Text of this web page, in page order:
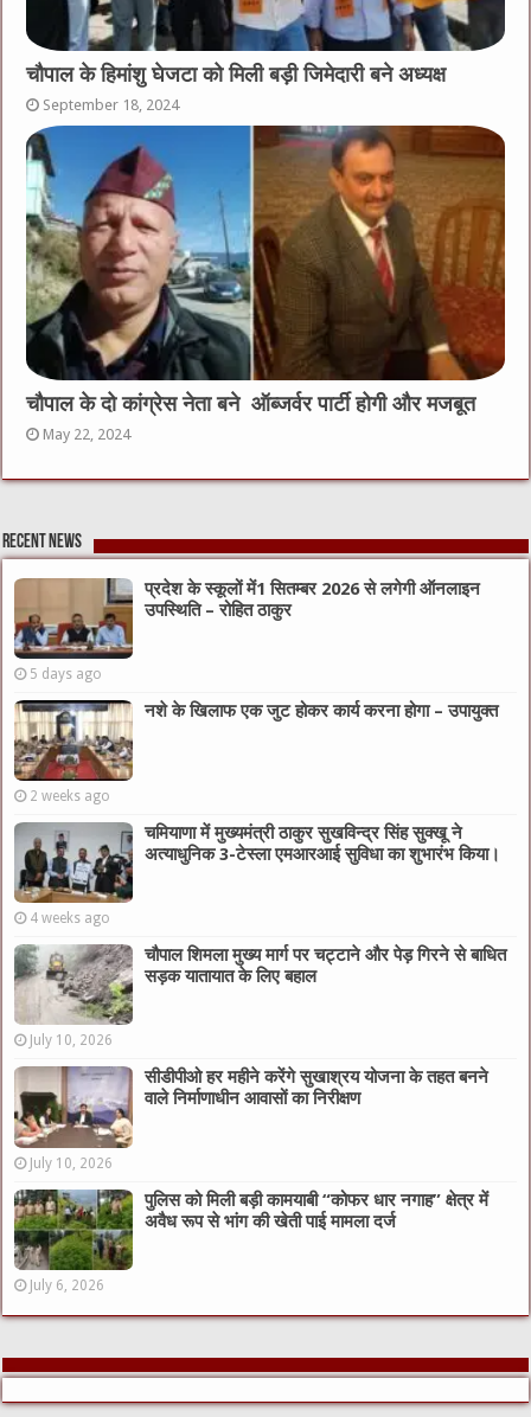
चौपाल के हिमांशु घेजटा को मिली बड़ी जिमेदारी बने अध्यक्ष
September 18, 2024
चौपाल के दो कांग्रेस नेता बने ऑब्जर्वर पार्टी होगी और मजबूत
May 22, 2024
Recent News
प्रदेश के स्कूलों में1 सितम्बर 2026 से लगेगी ऑनलाइन
उपस्थिति – रोहित ठाकुर
5 days ago
नशे के खिलाफ एक जुट होकर कार्य करना होगा – उपायुक्त
2 weeks ago
चमियाणा में मुख्यमंत्री ठाकुर सुखविन्द्र सिंह सुक्खू ने
अत्याधुनिक 3-टेस्ला एमआरआई सुविधा का शुभारंभ किया।
4 weeks ago
चौपाल शिमला मुख्य मार्ग पर चट्टाने और पेड़ गिरने से बाधित
सड़क यातायात के लिए बहाल
July 10, 2026
सीडीपीओ हर महीने करेंगे सुखाश्रय योजना के तहत बनने
वाले निर्माणाधीन आवासों का निरीक्षण
July 10, 2026
पुलिस को मिली बड़ी कामयाबी “कोफर धार नगाह” क्षेत्र में
अवैध रूप से भांग की खेती पाई मामला दर्ज
July 6, 2026